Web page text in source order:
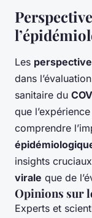
Les
dans
sanitaire du
que
comprendre
insights
virale que de
Opinions sur
Experts et